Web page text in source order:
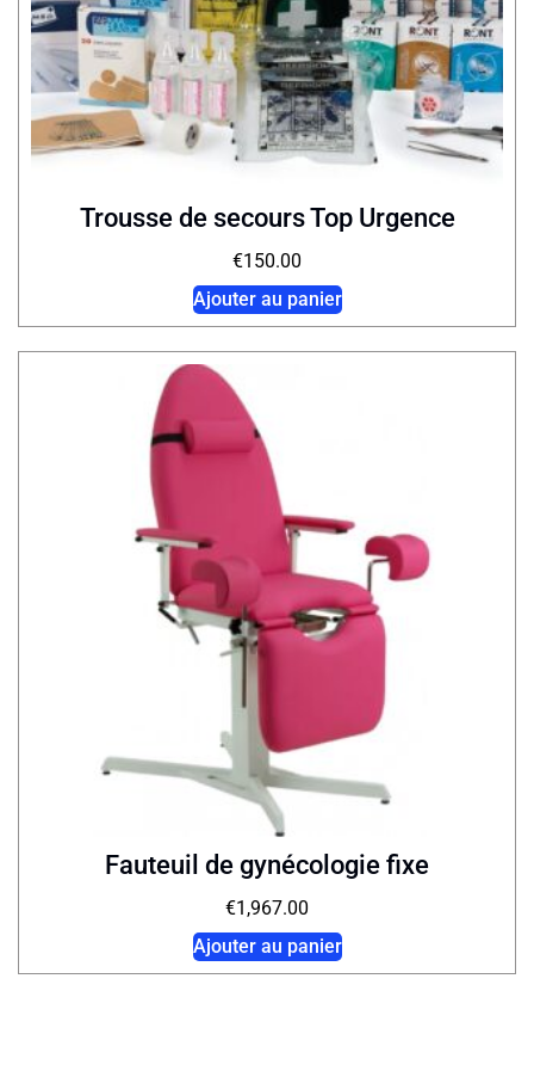
Trousse de secours Top Urgence
€150.00
Ajouter au panier
Fauteuil de gynécologie fixe
€1,967.00
Ajouter au panier